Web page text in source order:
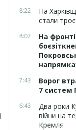
8:22
На
стали
8:07
На
7:43
Ворог
7
6:43
Два роки
війни на
Кремля